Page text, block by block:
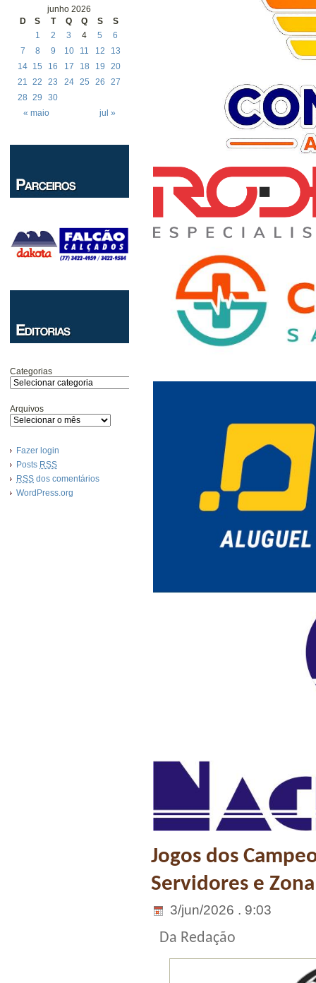
junho 2026
D
S T Q Q S S
« maio jul »
1 2 3 4 5
6
7
8 9 10 11 12
13
14 15 16 17 18 19
20
21
22 23 24 25 26
27
28
29 30
Categorias
Arquivos
Fazer login
Posts RSS
RSS dos comentários
WordPress.org
Jogos dos
Servidores e
3/jun/2026 . 9:03
Da Redação